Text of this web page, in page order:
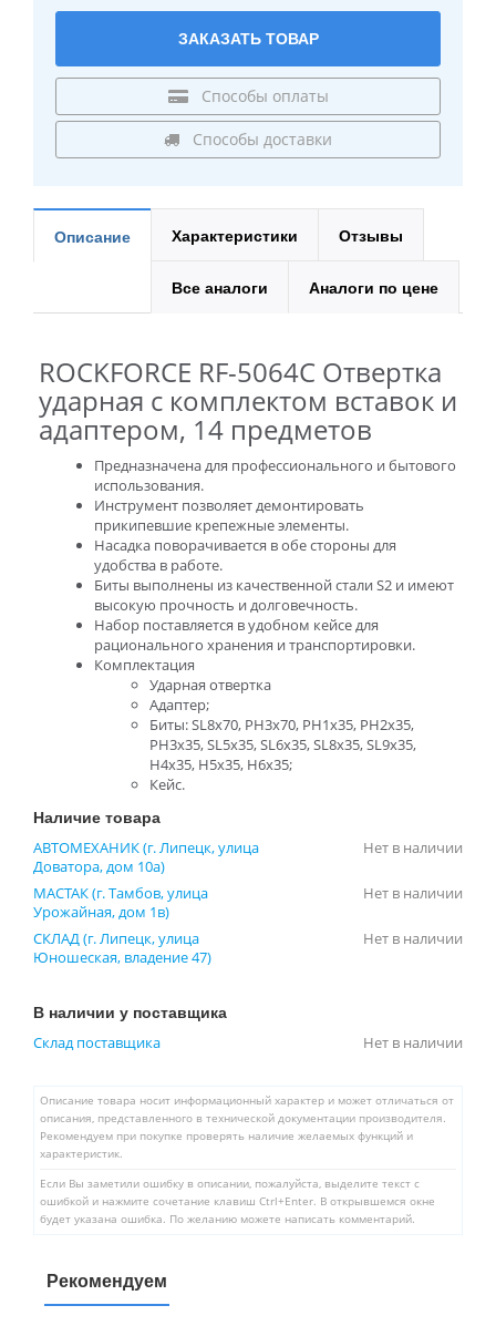
ЗАКАЗАТЬ ТОВАР
Способы оплаты
Способы доставки
Описание Характеристики Отзывы
Все аналоги Аналоги по цене
ROCKFORCE RF-5064C Отвертка
ударная с комплектом вставок и
адаптером, 14 предметов
Предназначена для профессионального и бытового
использования.
Инструмент позволяет демонтировать
прикипевшие крепежные элементы.
Насадка поворачивается в обе стороны для
удобства в работе.
Биты выполнены из качественной стали S2 и имеют
высокую прочность и долговечность.
Набор поставляется в удобном кейсе для
рационального хранения и транспортировки.
Комплектация
Ударная отвертка
Адаптер;
Биты: SL8x70, PH3x70, PH1x35, PH2x35,
PH3x35, SL5x35, SL6x35, SL8x35, SL9x35,
H4x35, H5x35, H6x35;
Кейс.
Наличие товара
АВТОМЕХАНИК (г. Липецк, улица
Доватора, дом 10а)
Нет в наличии
МАСТАК (г. Тамбов, улица
Урожайная, дом 1в)
Нет в наличии
СКЛАД (г. Липецк, улица
Юношеская, владение 47)
Нет в наличии
В наличии у поставщика
Склад поставщика Нет в наличии
Описание товара носит информационный характер и может отличаться от
описания, представленного в технической документации производителя.
Рекомендуем при покупке проверять наличие желаемых функций и
характеристик.
Если Вы заметили ошибку в описании, пожалуйста, выделите текст с
ошибкой и нажмите сочетание клавиш Ctrl+Enter. В открывшемся окне
будет указана ошибка. По желанию можете написать комментарий.
Рекомендуем